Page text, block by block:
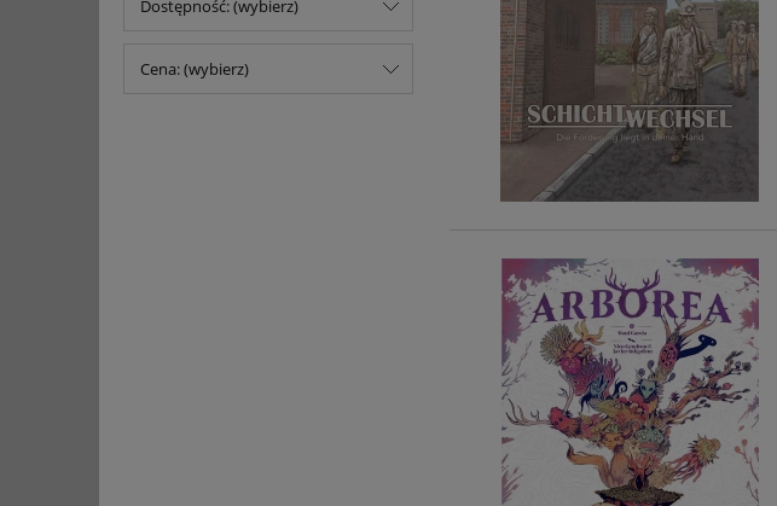
Dostępność: (wybierz)
Cena: (wybierz)